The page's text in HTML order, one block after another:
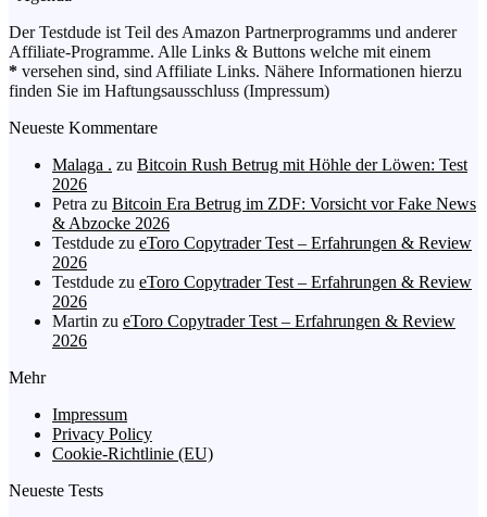
Der Testdude ist Teil des Amazon Partnerprogramms und anderer
Affiliate-Programme. Alle Links & Buttons welche mit einem
* versehen sind, sind Affiliate Links. Nähere Informationen hierzu
finden Sie im Haftungsausschluss (Impressum)
Neueste Kommentare
Malaga . zu Bitcoin Rush Betrug mit Höhle der Löwen: Test
2026
Petra zu Bitcoin Era Betrug im ZDF: Vorsicht vor Fake News
& Abzocke 2026
Testdude zu eToro Copytrader Test – Erfahrungen & Review
2026
Testdude zu eToro Copytrader Test – Erfahrungen & Review
2026
Martin zu eToro Copytrader Test – Erfahrungen & Review
2026
Mehr
Impressum
Privacy Policy
Cookie-Richtlinie (EU)
Neueste Tests